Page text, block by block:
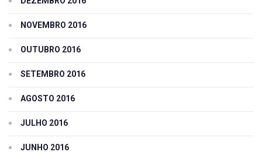
NOVEMBRO 2016
OUTUBRO 2016
SETEMBRO 2016
AGOSTO 2016
JULHO 2016
JUNHO 2016